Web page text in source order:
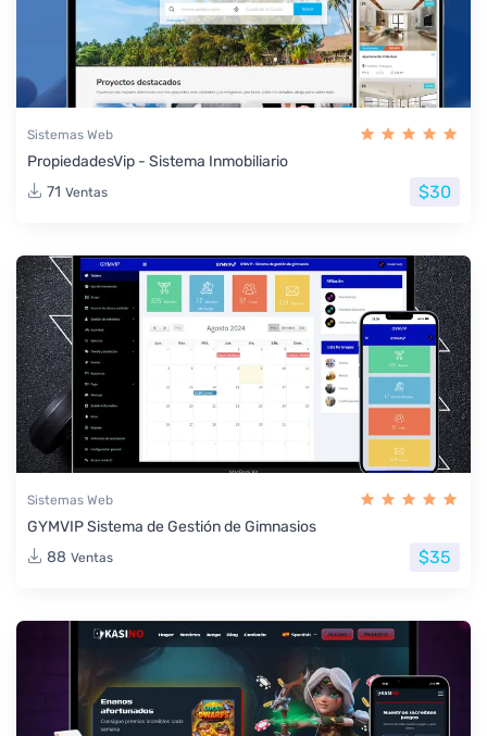
Sistemas Web
PropiedadesVip - Sistema Inmobiliario
71 Ventas $30
Sistemas Web
GYMVIP Sistema de Gestión de Gimnasios
88 Ventas $35